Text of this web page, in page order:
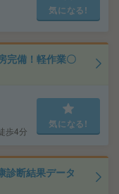
気になる!
完備！軽作業〇
歩4分
気になる!
診断結果データ